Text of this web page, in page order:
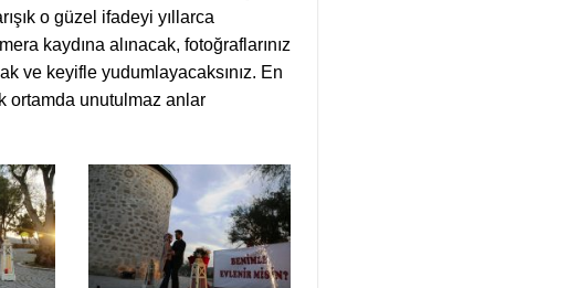
o güzel ifadeyi yıllarca
kaydına alınacak, fotoğraflarınız
ve keyifle yudumlayacaksınız. En
ortamda unutulmaz anlar